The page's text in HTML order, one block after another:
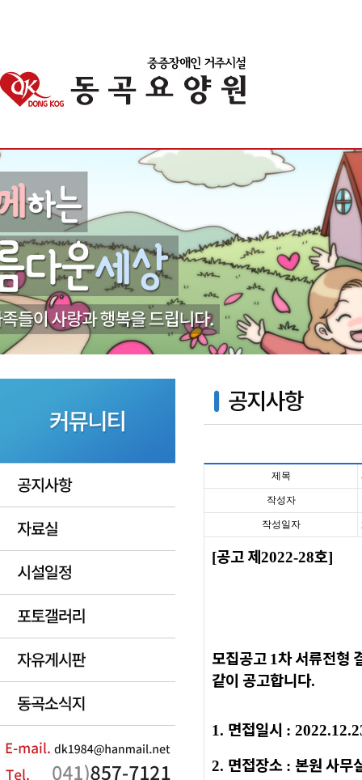
제목
작성자
작성일자
[공고 제2022-28호]
모집공고 1차 서류전형
같이 공고합니다.
1. 면접일시 :
2. 면접장소 : 본원 사무